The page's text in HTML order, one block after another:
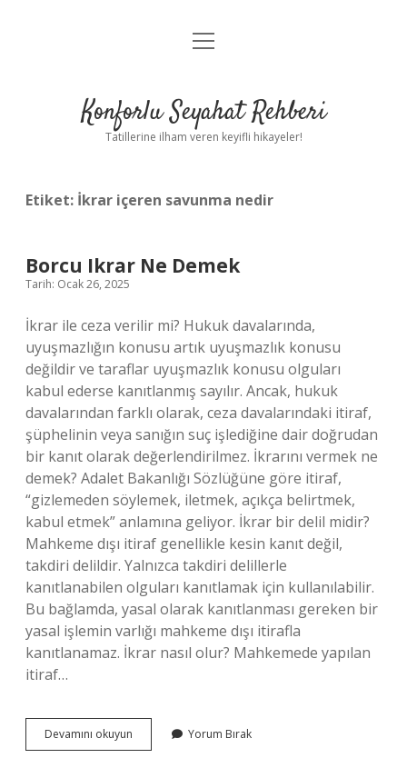
Anasayfa
Yasal Uyarı
menüyü
Konforlu Seyahat Rehberi
Tatillerine ilham veren keyifli hikayeler!
Etiket: İkrar içeren savunma nedir
Borcu Ikrar Ne Demek
Tarih: Ocak 26, 2025
İkrar ile ceza verilir mi? Hukuk davalarında,
uyuşmazlığın konusu artık uyuşmazlık konusu
değildir ve taraflar uyuşmazlık konusu olguları
kabul ederse kanıtlanmış sayılır. Ancak, hukuk
davalarından farklı olarak, ceza davalarındaki itiraf,
şüphelinin veya sanığın suç işlediğine dair doğrudan
bir kanıt olarak değerlendirilmez. İkrarını vermek ne
demek? Adalet Bakanlığı Sözlüğüne göre itiraf,
“gizlemeden söylemek, iletmek, açıkça belirtmek,
kabul etmek” anlamına geliyor. İkrar bir delil midir?
Mahkeme dışı itiraf genellikle kesin kanıt değil,
takdiri delildir. Yalnızca takdiri delillerle
kanıtlanabilen olguları kanıtlamak için kullanılabilir.
Bu bağlamda, yasal olarak kanıtlanması gereken bir
yasal işlemin varlığı mahkeme dışı itirafla
kanıtlanamaz. İkrar nasıl olur? Mahkemede yapılan
itiraf…
Devamını okuyun
Ikrar
Yorum Bırak